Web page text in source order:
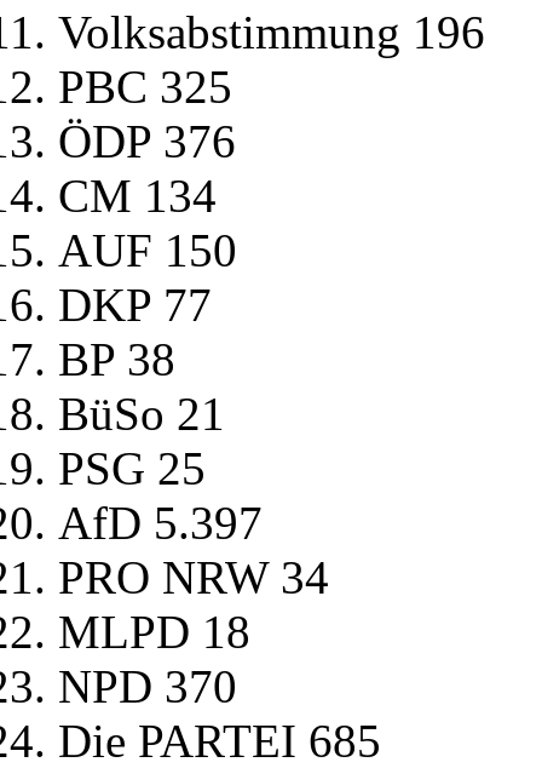
Volksabstimmung 196
PBC 325
ÖDP 376
CM 134
AUF 150
DKP 77
BP 38
BüSo 21
PSG 25
AfD 5.397
PRO NRW 34
MLPD 18
NPD 370
Die PARTEI 685